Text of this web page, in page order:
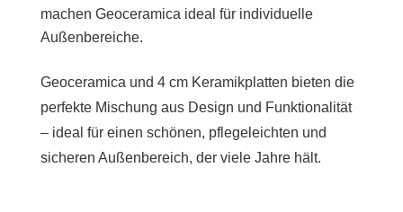
machen Geoceramica ideal für individuelle
Außenbereiche.
Geoceramica und 4 cm Keramikplatten bieten die
perfekte Mischung aus Design und Funktionalität
– ideal für einen schönen, pflegeleichten und
sicheren Außenbereich, der viele Jahre hält.